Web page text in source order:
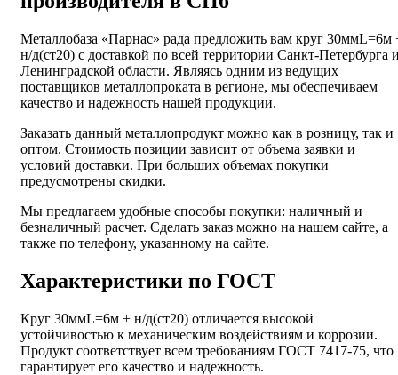
Металлобаза «Парнас» рада предложить вам круг 30ммL=6м
н/д(ст20) с доставкой по всей территории Санкт-Петербурга
Ленинградской области. Являясь одним из ведущих
поставщиков металлопроката в регионе, мы обеспечиваем
качество и надежность нашей продукции.
Заказать данный металлопродукт можно как в розницу, так и
оптом. Стоимость позиции зависит от объема заявки и
условий доставки. При больших объемах покупки
предусмотрены скидки.
Мы предлагаем удобные способы покупки: наличный и
безналичный расчет. Сделать заказ можно на нашем сайте, а
также по телефону, указанному на сайте.
Характеристики по ГОСТ
Круг 30ммL=6м + н/д(ст20) отличается высокой
устойчивостью к механическим воздействиям и коррозии.
Продукт соответствует всем требованиям ГОСТ 7417-75, что
гарантирует его качество и надежность.